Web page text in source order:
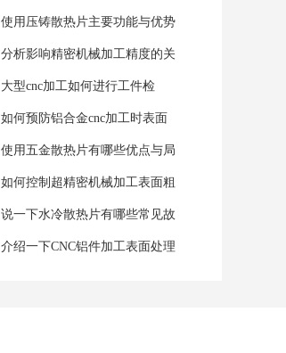
定情况？
使用压铸散热片主要功能与优势
有哪些？
分析影响精密机械加工精度的关
键因素有哪些？
大型cnc加工如何进行工件检
测？
如何预防铝合金cnc加工时表面
产生毛刺？
使用五金散热片有哪些优点与局
限性？
如何控制超精密机械加工表面粗
糙度？
说一下水冷散热片有哪些常见故
障及解决方法？
介绍一下CNC铝件加工表面处理